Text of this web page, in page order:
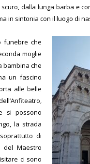
dalla lunga barba e
in sintonia con il luogo di
funebre che
moglie
bambina che
un fascino
alle belle
si possono
la strada
di
del Maestro
ci sono